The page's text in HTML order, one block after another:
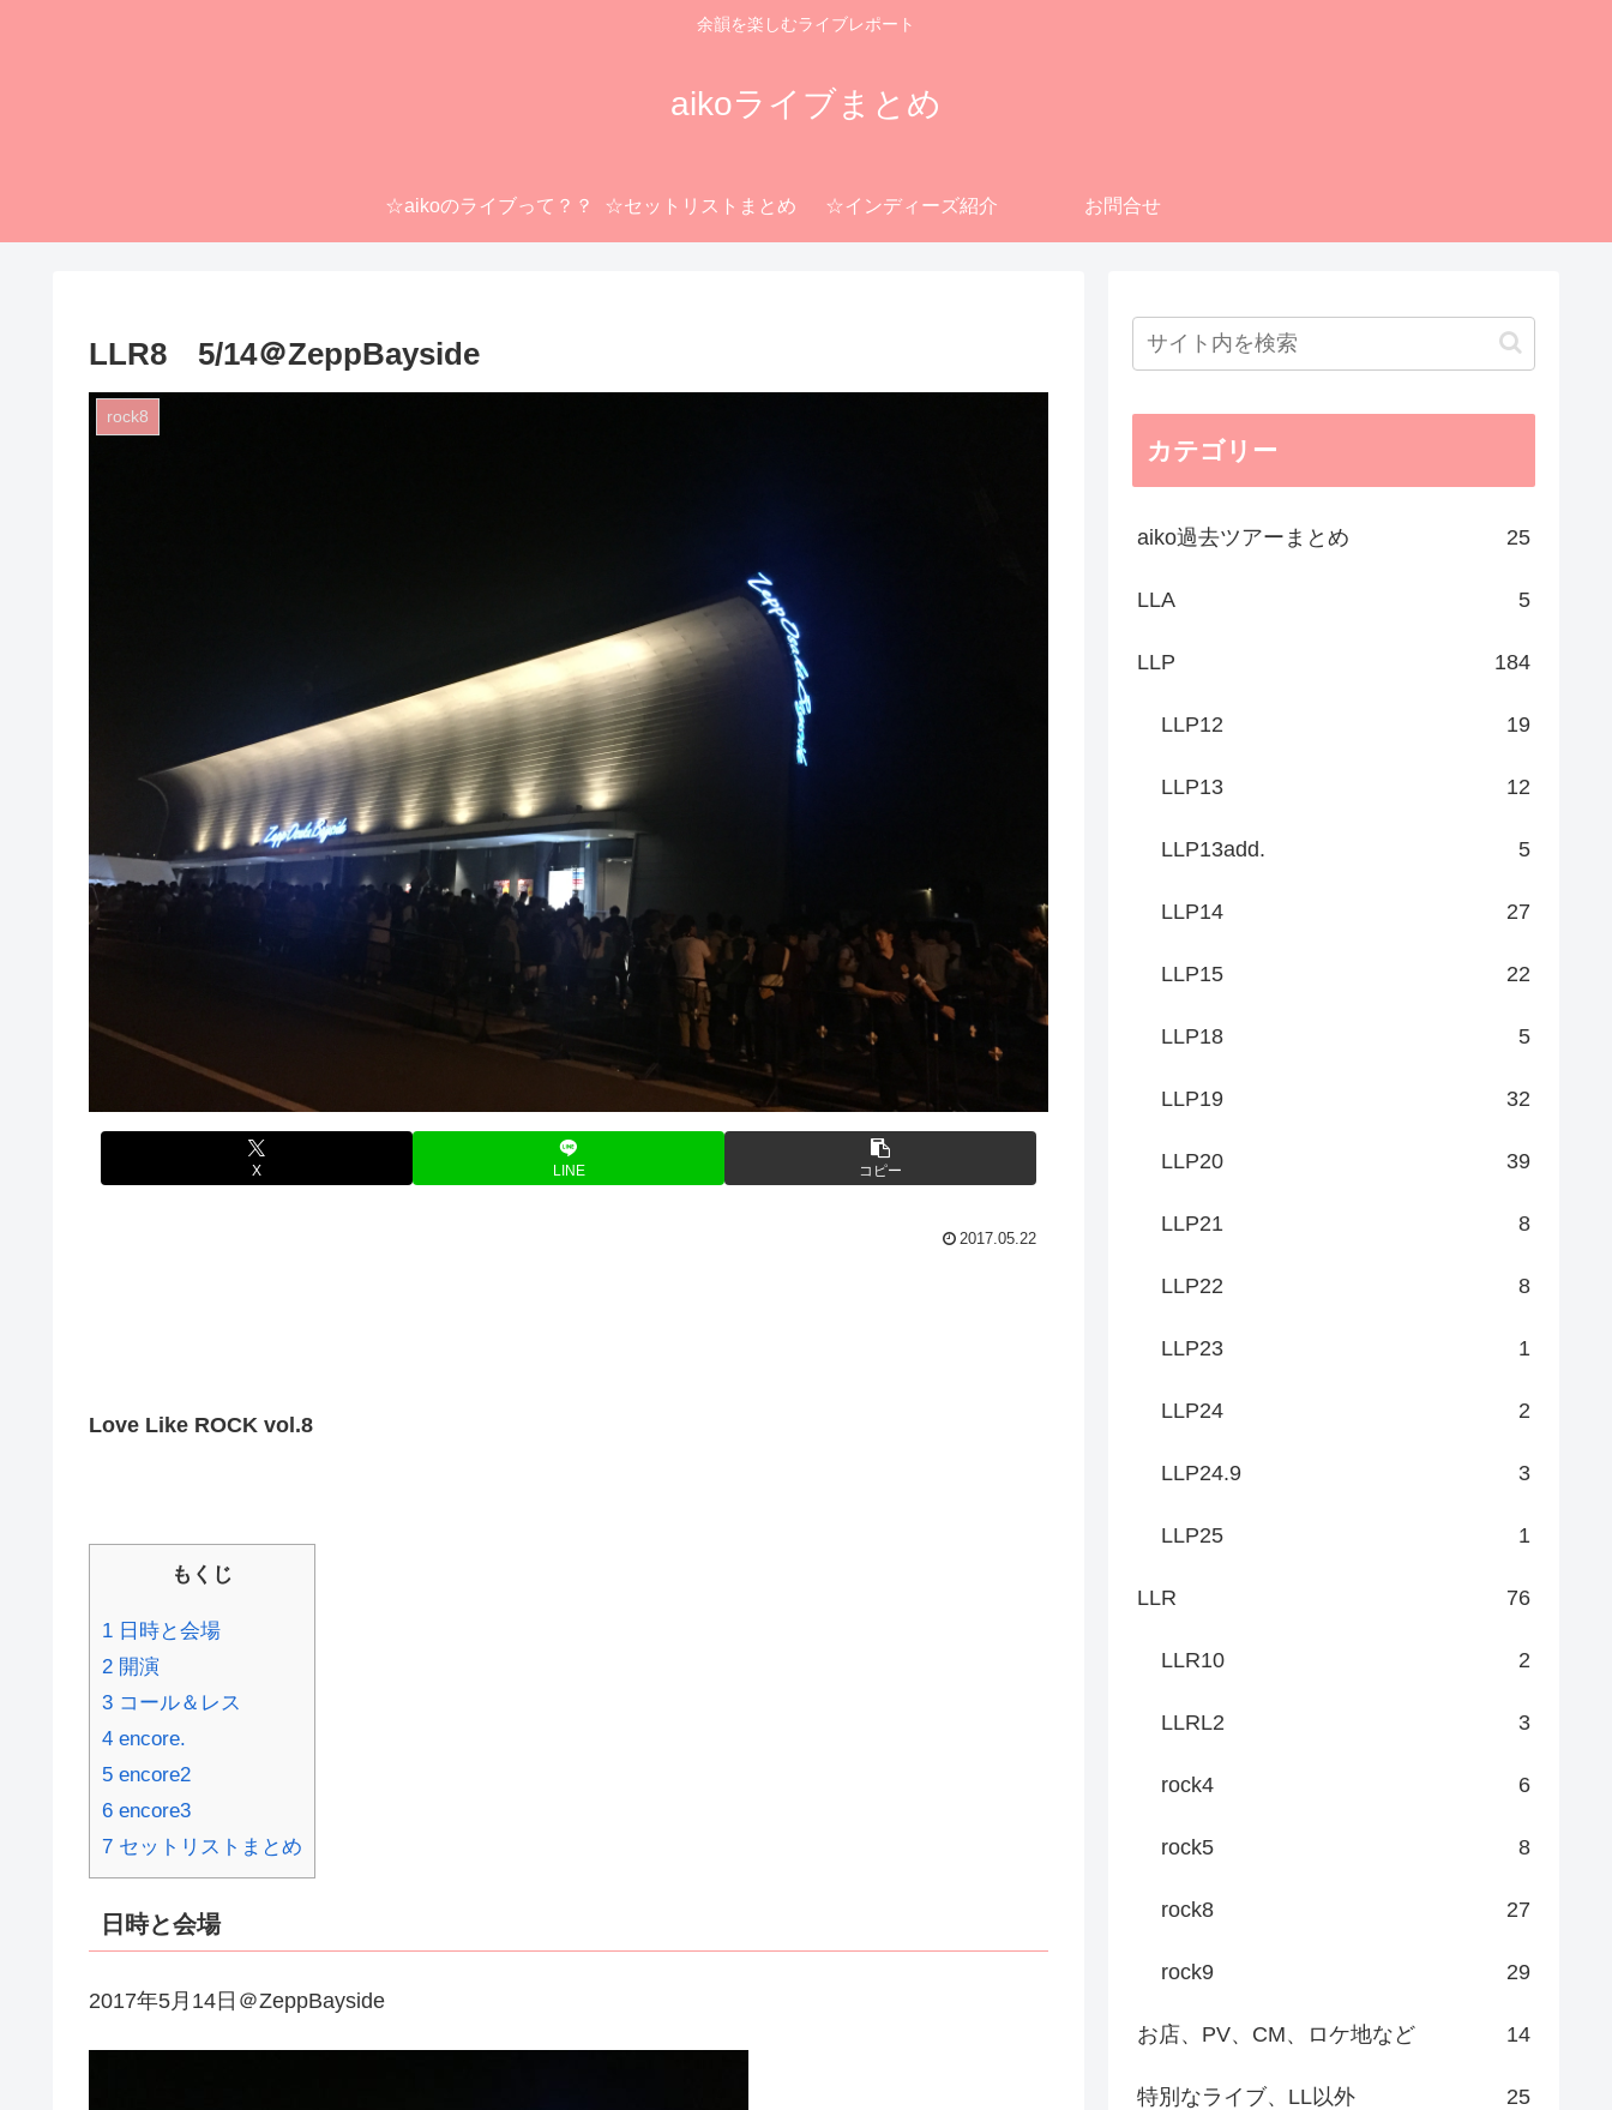
余韻を楽しむライブレポート
aikoライブまとめ
☆aikoのライブって？？ ☆セットリストまとめ ☆インディーズ紹介 お問合せ
LLR8 5/14＠ZeppBayside
rock8
X LINE コピー
2017.05.22
Love Like ROCK vol.8
もくじ
1 日時と会場
2 開演
3 コール＆レス
4 encore.
5 encore2
6 encore3
7 セットリストまとめ
日時と会場
2017年5月14日＠ZeppBayside
カテゴリー
aiko過去ツアーまとめ 25
LLA 5
LLP 184
LLP12 19
LLP13 12
LLP13add. 5
LLP14 27
LLP15 22
LLP18 5
LLP19 32
LLP20 39
LLP21 8
LLP22 8
LLP23 1
LLP24 2
LLP24.9 3
LLP25 1
LLR 76
LLR10 2
LLRL2 3
rock4 6
rock5 8
rock8 27
rock9 29
お店、PV、CM、ロケ地など 14
特別なライブ、LL以外 25